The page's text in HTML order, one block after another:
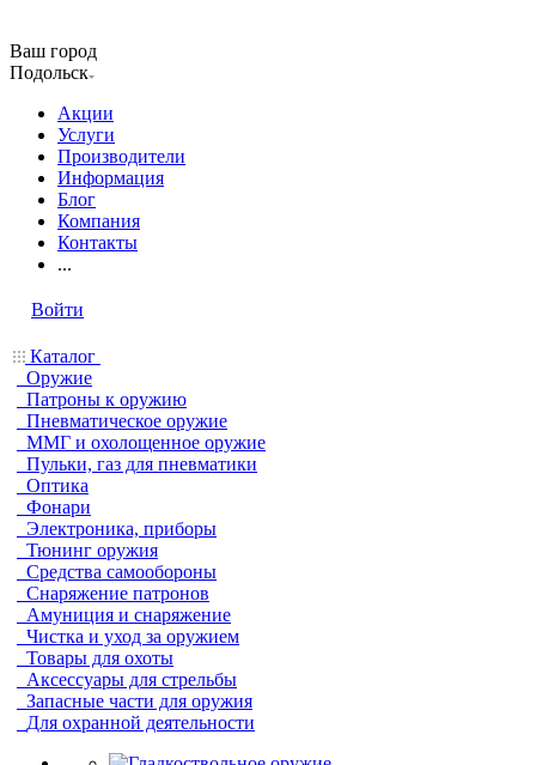
Ваш город
Подольск
Акции
Услуги
Производители
Информация
Блог
Компания
Контакты
...
Войти
Каталог
Оружие
Патроны к оружию
Пневматическое оружие
ММГ и охолощенное оружие
Пульки, газ для пневматики
Оптика
Фонари
Электроника, приборы
Тюнинг оружия
Средства самообороны
Снаряжение патронов
Амуниция и снаряжение
Чистка и уход за оружием
Товары для охоты
Аксессуары для стрельбы
Запасные части для оружия
Для охранной деятельности